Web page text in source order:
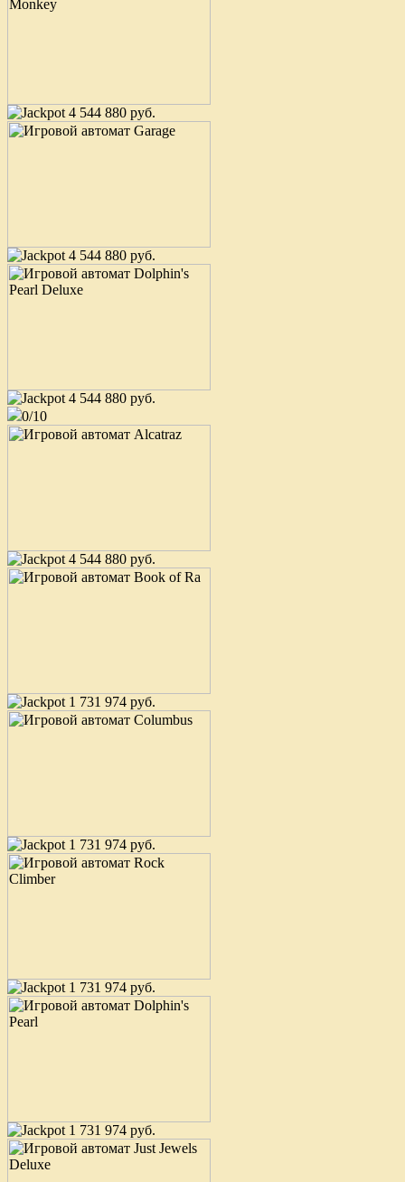
4 544 880 руб.
4 544 880 руб.
4 544 880 руб.
0/10
4 544 880 руб.
1 731 974 руб.
1 731 974 руб.
1 731 974 руб.
1 731 974 руб.